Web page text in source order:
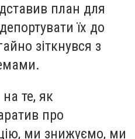
план для
їх до
зіткнувся з
те, як
про
ми знижуємо, ми